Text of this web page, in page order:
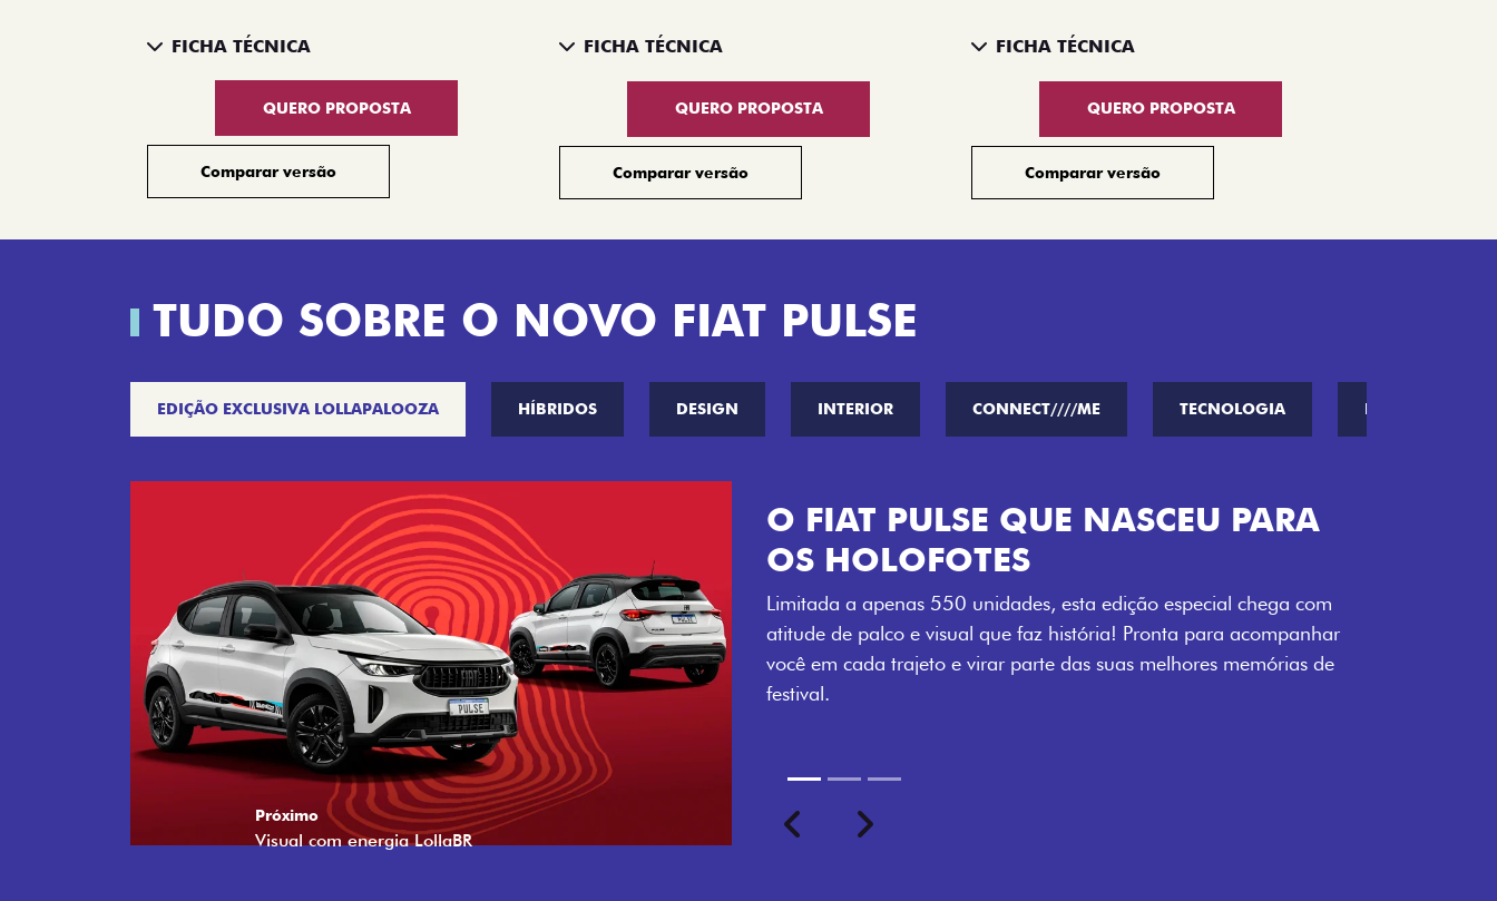
FICHA TÉCNICA
QUERO PROPOSTA
Comparar versão
FICHA TÉCNICA
QUERO PROPOSTA
Comparar versão
FICHA TÉCNICA
QUERO PROPOSTA
Comparar versão
TUDO SOBRE O NOVO FIAT PULSE
EDIÇÃO EXCLUSIVA LOLLAPALOOZA HÍBRIDOS DESIGN INTERIOR CONNECT////ME TECNOLOGIA PERFORMANCE
VISUAL COM ENERGIA LOLLABR
Se liga no que compõe a identidade exclusiva do festival: série
numerada, adesivo lateral LollaBR e a soleira temática que reforçam
a exclusividade, enquanto os detalhes escurecidos, o teto bicolor e as
rodas de liga-leve aro 16” em preto brilhante completam o visual
com ainda mais estilo.
Próximo
Tecnologia que acompanha o seu ritmo
PreviousNext